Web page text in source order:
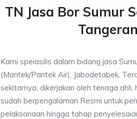
TN Jasa Bor Sumur
Kami speiasilis dalam bidang jasa
(Mantek/Pantek Air), Jabodetabek,
sekitarnya, dikerjakan oleh tenaga ahli,
sudah berpengalaman Resmi untuk
pelaksanaan hingga tahap